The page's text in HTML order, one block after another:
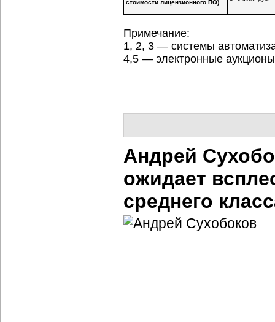
стоимости лицензионного ПО)
Примечание:
1, 2, 3 — системы
4,5 — электронные аукционы
Андрей
ожидает
среднего